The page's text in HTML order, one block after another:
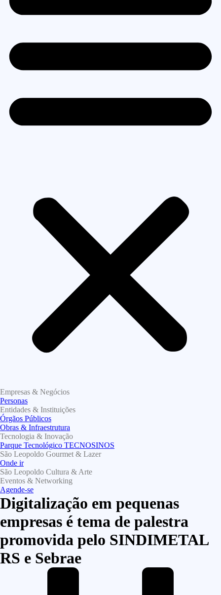
Empresas & Negócios
Personas
Entidades & Instituições
Órgãos Públicos
Obras & Infraestrutura
Tecnologia & Inovação
Parque Tecnológico TECNOSINOS
São Leopoldo Gourmet & Lazer
Onde ir
São Leopoldo Cultura & Arte
Eventos & Networking
Agende-se
Digitalização em pequenas
empresas é tema de palestra
promovida pelo SINDIMETAL
RS e Sebrae